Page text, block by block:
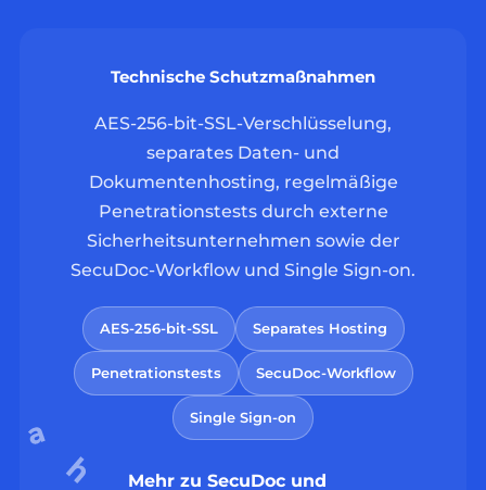
Technische Schutzmaßnahmen
AES-256-bit-SSL-Verschlüsselung,
separates Daten- und
Dokumentenhosting, regelmäßige
Penetrationstests durch externe
Sicherheitsunternehmen sowie der
SecuDoc-Workflow und Single Sign-on.
AES-256-bit-SSL Separates Hosting
Penetrationstests SecuDoc-Workflow
Single Sign-on
Mehr zu SecuDoc und